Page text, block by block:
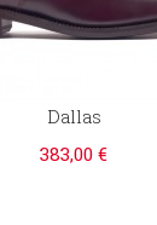
Dallas
383,00 €